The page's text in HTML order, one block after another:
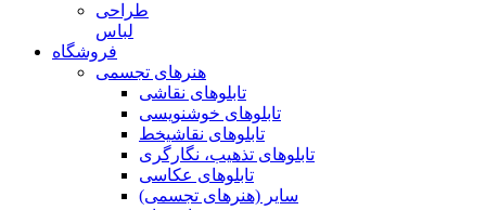
طراحی
لباس
فروشگاه
هنرهای تجسمی
تابلوهای نقاشی
تابلوهای خوشنویسی
تابلوهای نقاشیخط
تابلوهای تذهیب، نگارگری
تابلوهای عکاسی
سایر (هنرهای تجسمی)